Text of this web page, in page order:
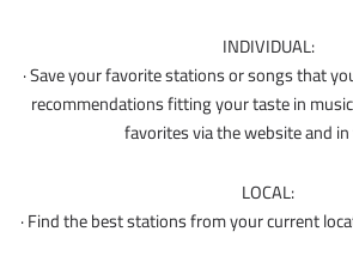
INDIVIDUAL:
· Save your favorite stations or songs that
recommendations fitting your taste in
favorites via the website and
LOCAL:
· Find the best stations from your current